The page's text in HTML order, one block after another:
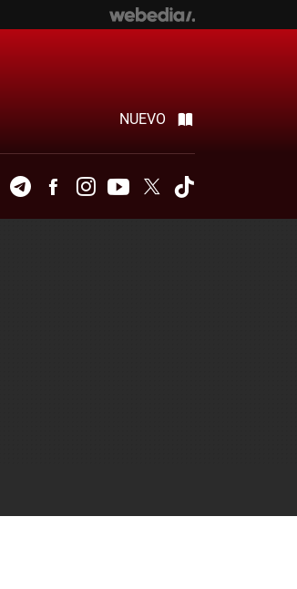
NUEVO
TelegramFacebookInstagramYoutubeTwitter